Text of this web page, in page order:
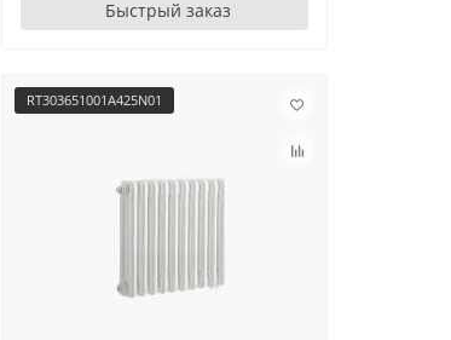
Быстрый заказ
RT303651001A425N01